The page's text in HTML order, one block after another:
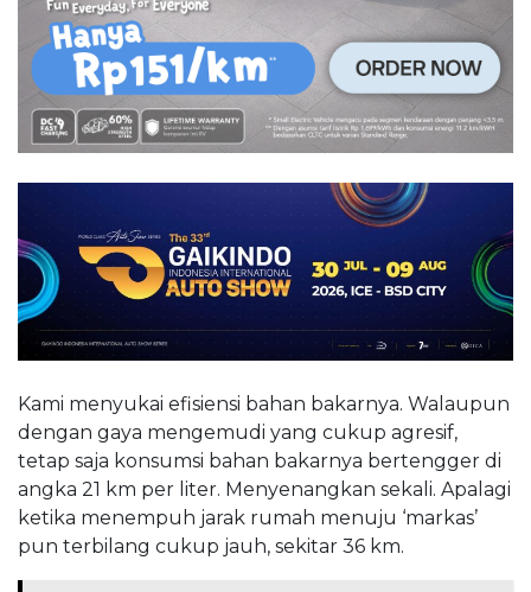
Kami menyukai efisiensi bahan bakarnya. Walaupun
dengan gaya mengemudi yang cukup agresif,
tetap saja konsumsi bahan bakarnya bertengger di
angka 21 km per liter. Menyenangkan sekali. Apalagi
ketika menempuh jarak rumah menuju ‘markas’
pun terbilang cukup jauh, sekitar 36 km.